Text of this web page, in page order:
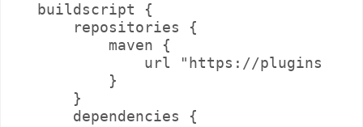
buildscript {
    repositories {
        maven {
url "https://
        }
    }
    dependencies {